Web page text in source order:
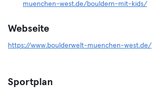
muenchen-west.de/bouldern-mit-kids/
Webseite
https://www.boulderwelt-muenchen-west.de/
Sportplan